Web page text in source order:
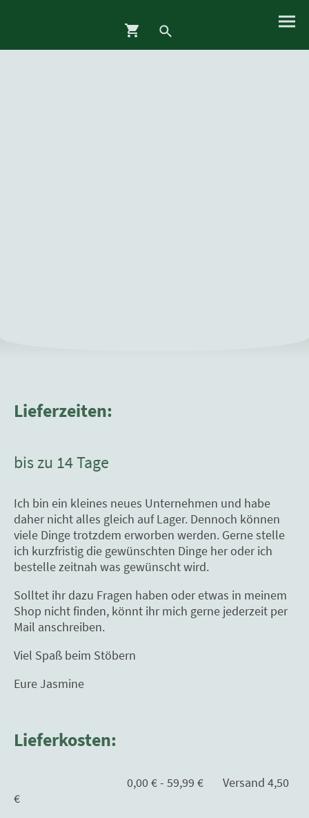
Lieferzeiten:
bis zu 14 Tage
Ich bin ein kleines neues Unternehmen und habe
daher nicht alles gleich auf Lager. Dennoch können
viele Dinge trotzdem erworben werden. Gerne stelle
ich kurzfristig die gewünschten Dinge her oder ich
bestelle zeitnah was gewünscht wird.
Solltet ihr dazu Fragen haben oder etwas in meinem
Shop nicht finden, könnt ihr mich gerne jederzeit per
Mail anschreiben.
Viel Spaß beim Stöbern
Eure Jasmine
Lieferkosten:
0,00 € - 59,99 € Versand 4,50
€